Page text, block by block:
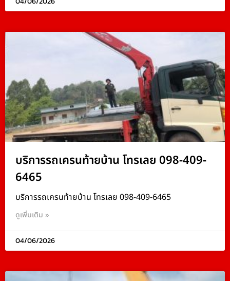
บริการรถเครนท้ายบ้าน โทรเลย 098-409-
6465
บริการรถเครนท้ายบ้าน โทรเลย 098-409-6465
ดูเพิ่มเติม »
04/06/2026